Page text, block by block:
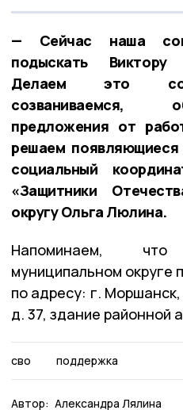
— Сейчас наша
подыскать
Делаем это
созваниваемся,
предложения от
решаем
социальный
«Защитники
округу Ольга Люлина.
Напоминаем,
муниципальном округе
по адресу: г.
д. 37, здание районной
сво поддержка
Автор: Александра Лялина